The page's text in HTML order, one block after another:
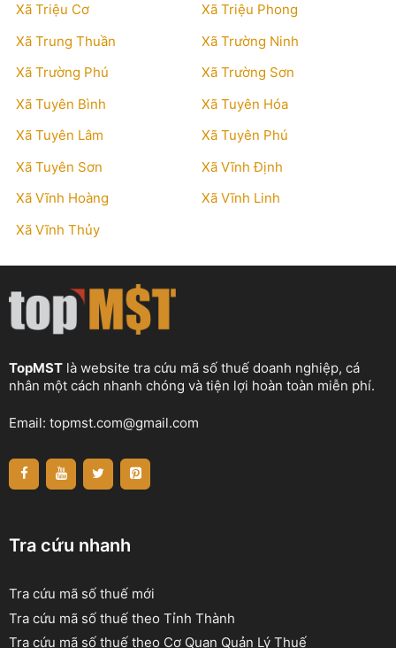
Xã Triệu Cơ
Xã Triệu Phong
Xã Trung Thuần
Xã Trường Ninh
Xã Trường Phú
Xã Trường Sơn
Xã Tuyên Bình
Xã Tuyên Hóa
Xã Tuyên Lâm
Xã Tuyên Phú
Xã Tuyên Sơn
Xã Vĩnh Định
Xã Vĩnh Hoàng
Xã Vĩnh Linh
Xã Vĩnh Thủy
TopMST là website tra cứu mã số thuế doanh nghiệp, cá
nhân một cách nhanh chóng và tiện lợi hoàn toàn miễn phí.
Email: topmst.com@gmail.com
Tra cứu nhanh
Tra cứu mã số thuế mới
Tra cứu mã số thuế theo Tỉnh Thành
Tra cứu mã số thuế theo Cơ Quan Quản Lý Thuế